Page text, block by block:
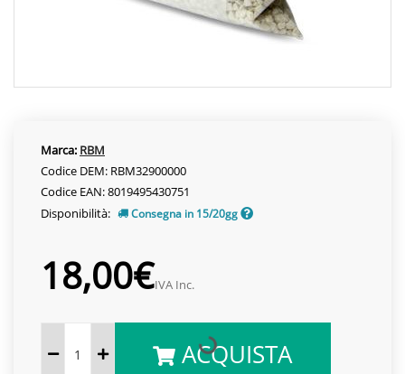
Marca: RBM
Codice DEM: RBM32900000
Codice EAN: 8019495430751
Disponibilità:
Consegna in 15/20gg
18,00€IVA Inc.
ACQUISTA